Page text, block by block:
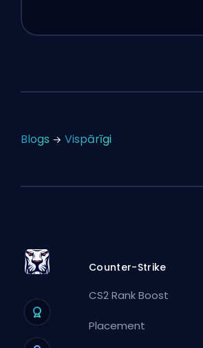
Blogs Vispārīgi
Counter-Strike
CS2 Rank Boost
Placement